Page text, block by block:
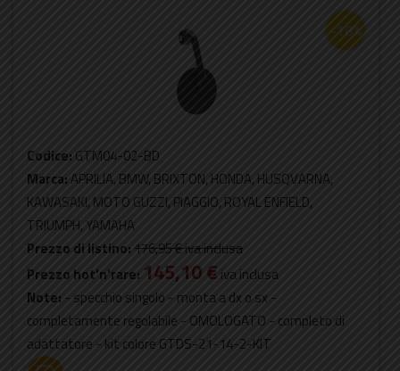
-18%
Codice: GTM04-02-BD
Marca: APRILIA, BMW, BRIXTON, HONDA, HUSQVARNA,
KAWASAKI, MOTO GUZZI, PIAGGIO, ROYAL ENFIELD,
TRIUMPH, YAMAHA
Prezzo di listino:176,95 €iva inclusa
Prezzo hot'n'rare: 145,10 € iva inclusa
Note: - specchio singolo - monta a dx o sx -
completamente regolabile - OMOLOGATO - completo di
adattatore - kit colore GTDS-21-14-2-KIT